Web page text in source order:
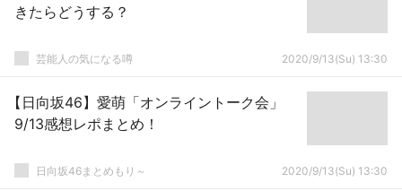
きたらどうする？
芸能人の気になる噂 2020/9/13(Su) 13:30
【日向坂46】愛萌「オンライントーク会」
9/13感想レポまとめ！
日向坂46まとめもり～ 2020/9/13(Su) 13:30